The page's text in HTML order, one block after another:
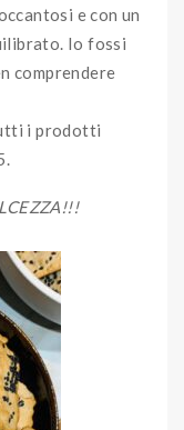
e con un
Io fossi
comprendere
i prodotti